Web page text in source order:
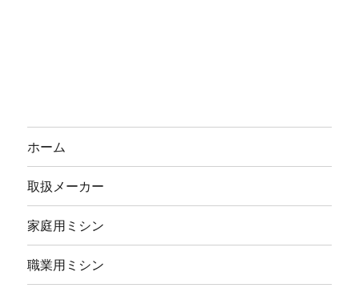
ホーム
取扱メーカー
家庭用ミシン
職業用ミシン